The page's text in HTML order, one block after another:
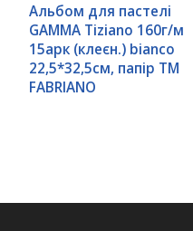
Альбом для пастелі
GAMMA Tiziano 160г/м
15арк (клеєн.) bianco
22,5*32,5см, папір ТМ
FABRIANO